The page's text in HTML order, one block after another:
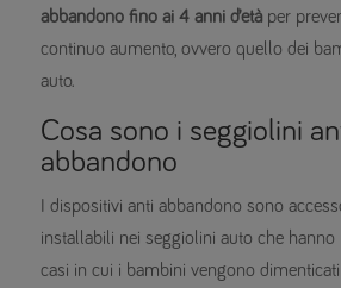
abbandono fino ai 4 anni d’età per
continuo aumento, ovvero quello dei
auto.
Cosa sono i seggiolini
abbandono
I dispositivi anti abbandono sono
installabili nei seggiolini auto che hanno
casi in cui i bambini vengono dimenticati